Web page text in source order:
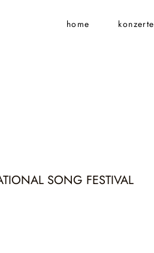
home konzerte
SONG FESTIVAL